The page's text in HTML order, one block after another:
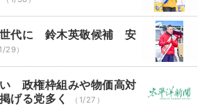
世代に 鈴木英敬候補 安
1/29）
政権枠組みや物価高対
げる党多く
（1/27）